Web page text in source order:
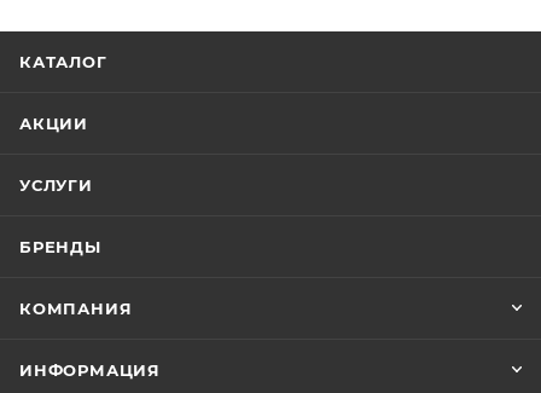
время занятий, а затем работать с собранными
рабочие часы или дома.
кости динозавра? Mini будет оцифровывать
КАТАЛОГ
АКЦИИ
УСЛУГИ
БРЕНДЫ
КОМПАНИЯ
ИНФОРМАЦИЯ